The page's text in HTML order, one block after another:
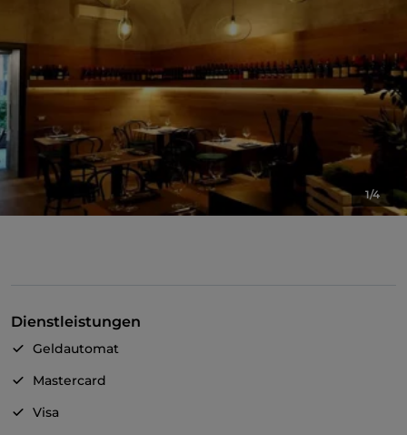
1/4
Dienstleistungen
Geldautomat
Mastercard
Visa